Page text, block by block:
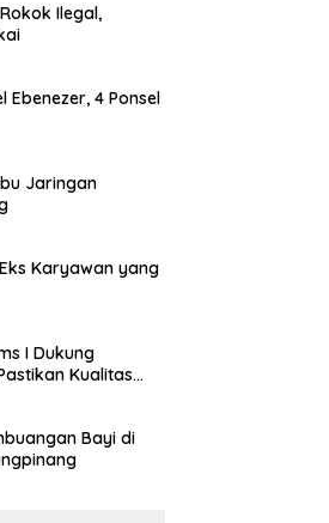
Ilegal,
Ebenezer, 4 Ponsel
Jaringan
Karyawan yang
I Dukung
Kualitas
Bayi di